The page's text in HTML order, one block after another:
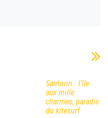
Santorin : l’île
aux mille
charmes, paradis
du kitesurf